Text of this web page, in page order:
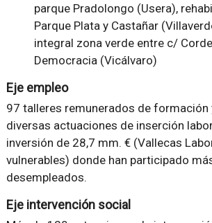
parque Pradolongo (Usera),
Parque Plata y Castañar
integral zona verde entre c/
Democracia (Vicálvaro)
Eje empleo
97 talleres remunerados de formación
diversas actuaciones de inserción
inversión de 28,7 mm. € (Vallecas
vulnerables) donde han participado
desempleados.
Eje intervención social